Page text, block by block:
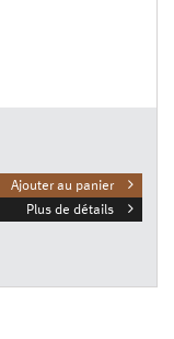
Ajouter au panier
Plus de détails